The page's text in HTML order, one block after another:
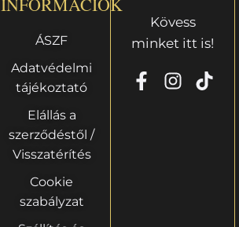
ÁSZF
Adatvédelmi
tájékoztató
Elállás a
szerződéstől /
Visszatérítés
Cookie
szabályzat
Kövess
minket itt is!